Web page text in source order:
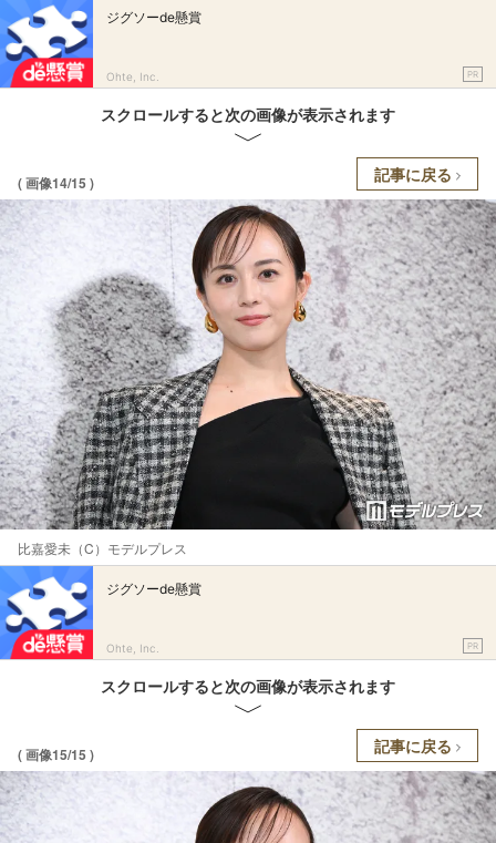
ジグソーde懸賞
Ohte, Inc. PR
スクロールすると次の画像が表示されます
( 画像14/15 ) 記事に戻る
比嘉愛未（C）モデルプレス
ジグソーde懸賞
Ohte, Inc. PR
スクロールすると次の画像が表示されます
( 画像15/15 ) 記事に戻る